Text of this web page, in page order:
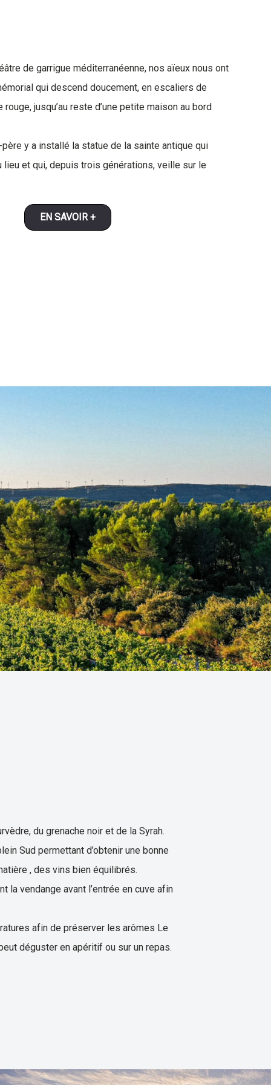
de garrigue méditerranéenne, nos aïeux nous ont
qui descend doucement, en escaliers de
jusqu’au reste d’une petite maison au bord
y a installé la statue de la sainte antique qui
lieu et qui, depuis trois générations, veille sur le
EN SAVOIR +
du grenache noir et de la Syrah.
Sud permettant d’obtenir une bonne
, des vins bien équilibrés.
vendange avant l’entrée en cuve afin
afin de préserver les arômes Le
déguster en apéritif ou sur un repas.